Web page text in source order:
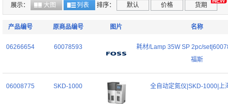
展示： 大图 列表 排序： 默认 价格 货期
产品编号 原商品编号 图片 名称
06266654 60078593
耗材/Lamp 35W SP 2pc/
福斯
06008775 SKD-1000 全自动定氮仪|SKD-1000|上